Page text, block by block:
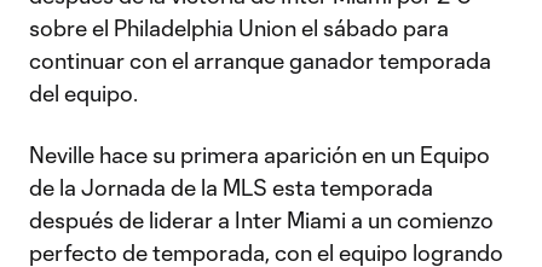
sobre el Philadelphia Union el sábado para
continuar con el arranque ganador temporada
del equipo.
Neville hace su primera aparición en un Equipo
de la Jornada de la MLS esta temporada
después de liderar a Inter Miami a un comienzo
perfecto de temporada, con el equipo logrando